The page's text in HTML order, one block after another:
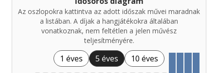
Az oszlopokra kattintva az adott időszak művei maradnak
a listában. A díjak a hangjátékokra általában
vonatkoznak, nem feltétlen a jelen művész
teljesítményére.
1 éves 5 éves 10 éves